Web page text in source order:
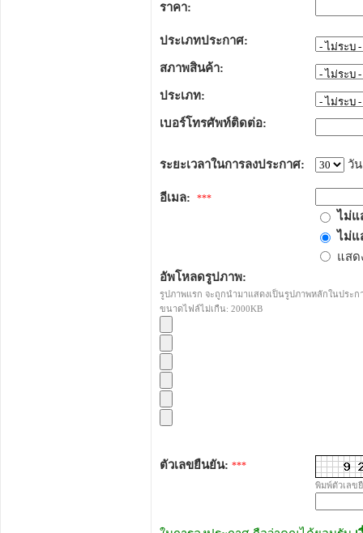
ราคา:
ประเภทประกาศ:
สภาพสินค้า:
ประเภท:
เบอร์โทรศัพท์ติดต่อ:
ระยะเวลาในการลงประกาศ: วัน
อีเมล: ***
ไม่แ
ไม่แ
แสด
อัพโหลดรูปภาพ:
รูปภาพแรก จะถูกนำมาแสดงเป็นรูปภาพหลักในประ
ขนาดไฟล์ไม่เกืน: 2000KB
ตัวเลขยืนยัน: ***
พิมพ์ตัวเลข